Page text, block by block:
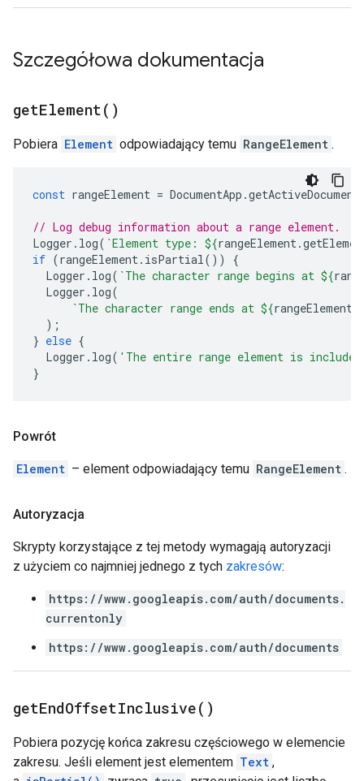
Szczegółowa dokumentacja
getElement( )
Pobiera Element odpowiadający temu RangeElement .
const rangeElement = DocumentApp .getActiveDocument
// Log debug information about a range element.
Logger . log( `Element type: ${rangeElement.
if (rangeElement. isPartial())
{
Logger . log( `The character range begins at ${
Logger . log(
`The character range ends at ${rangeElement
);
} else {
Logger . log( 'The entire range element is
}
Powrót
Element – element odpowiadający temu RangeElement .
Autoryzacja
Skrypty korzystające z tej metody wymagają autoryzacji
z użyciem co najmniej jednego z tych zakresów:
https://www.googleapis.com/auth/documents.
currentonly
https://www.googleapis.com/auth/documents
getEndOffsetInclusive( )
Pobiera pozycję końca zakresu częściowego w elemencie
zakresu. Jeśli element jest elementem Text ,